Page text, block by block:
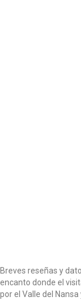
Breves reseñas y
encanto donde el
por el Valle del